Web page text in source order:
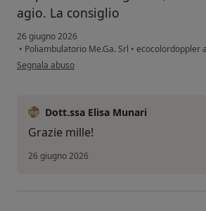
agio. La consiglio
26 giugno 2026
• Poliambulatorio Me.Ga. Srl • ecocolordoppler
secondo l'opinione dell'utente Chiara
Segnala abuso
Dott.ssa Elisa Munari
Grazie mille!
26 giugno 2026